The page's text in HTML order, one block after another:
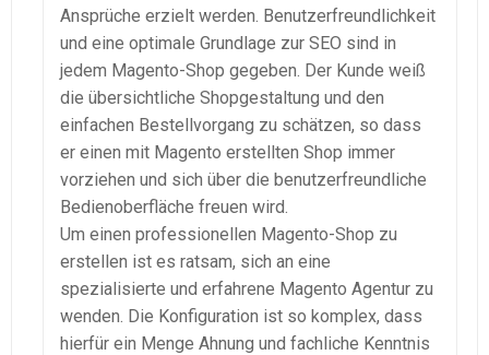
Ansprüche erzielt werden. Benutzerfreundlichkeit
und eine optimale Grundlage zur SEO sind in
jedem Magento-Shop gegeben. Der Kunde weiß
die übersichtliche Shopgestaltung und den
einfachen Bestellvorgang zu schätzen, so dass
er einen mit Magento erstellten Shop immer
vorziehen und sich über die benutzerfreundliche
Bedienoberfläche freuen wird.
Um einen professionellen Magento-Shop zu
erstellen ist es ratsam, sich an eine
spezialisierte und erfahrene Magento Agentur zu
wenden. Die Konfiguration ist so komplex, dass
hierfür ein Menge Ahnung und fachliche Kenntnis